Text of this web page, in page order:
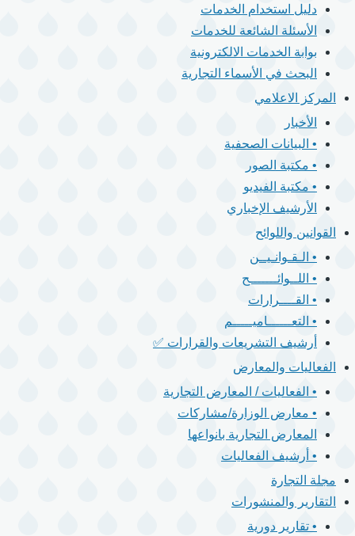
دليل استخدام الخدمات
الأسئلة الشائعة للخدمات
بوابة الخدمات الالكترونية
البحث في الأسماء التجارية
المركز الاعلامي
الأخبار
• البيانات الصحفية
• مكتبة الصور
• مكتبة الفيديو
الأرشيف الإخباري
القوانين واللوائح
• الـقـوانـيــن
• اللــوائـــــــح
• القــــرارات
• التعــــــاميـــــم
أرشيف التشريعات والقرارات ✅
الفعاليات والمعارض
• الفعاليات / المعارض التجارية
• معارض الوزارة/مشاركات
المعارض التجارية بانواعها
• أرشيف الفعاليات
مجلة التجارة
التقارير والمنشورات
• تقارير دورية